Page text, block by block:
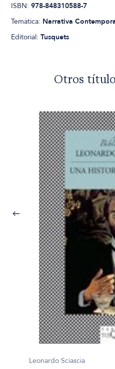
ISBN:978-848310588-7
Temática: Narrativa
Editorial:Tusquets
Otros
Leonardo Sciascia